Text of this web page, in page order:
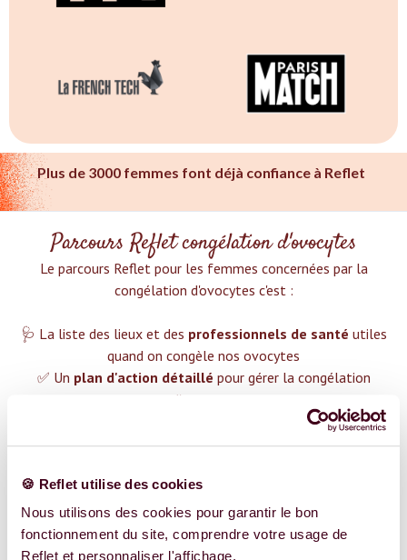
🍪 Reflet utilise des cookies
Nous utilisons des cookies pour garantir le bon
fonctionnement du site, comprendre votre usage de
Reflet et personnaliser l'affichage.
Plus de 3000 femmes font déjà confiance à Reflet
Parcours Reflet congélation d'ovocytes
Le parcours Reflet pour les femmes concernées par la
congélation d'ovocytes c'est :‍
🩺 La liste des lieux et des professionnels de santé utiles
quand on congèle nos ovocytes
✅ Un plan d'action détaillé pour gérer la congélation
d'ovocytes
❤️ Des groupes de soutien pour t'aider dans cette démarche
😉 Du contenu avec tout ce que tu dois savoir surla
Plus de 400 femmes déjà accompagnées !